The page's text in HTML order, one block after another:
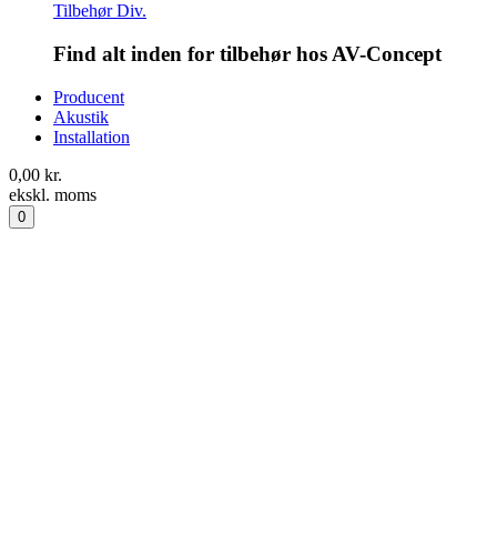
Tilbehør Div.
Find alt inden for tilbehør hos AV-Concept
Producent
Akustik
Installation
0,00 kr.
ekskl. moms
0